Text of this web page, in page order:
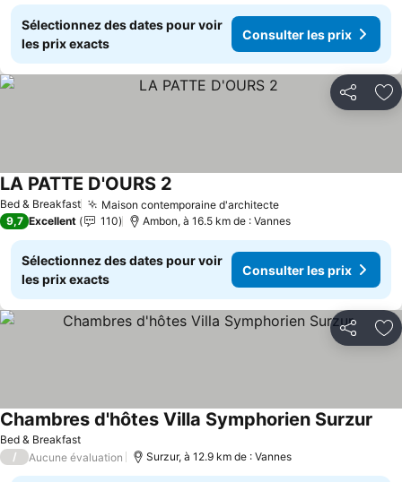
Sélectionnez des dates pour voir
les prix exacts
Consulter les prix
Partager
Bed & Breakfast Maison contemporaine d'architecte
LA PATTE D'OURS 2
9,7 Excellent 110 Ambon, à 16.5 km de : Vannes
Sélectionnez des dates pour voir
les prix exacts
Consulter les prix
Partager
Bed & Breakfast
Chambres d'hôtes Villa Symphorien Surzur
/ Aucune évaluation Surzur, à 12.9 km de : Vannes